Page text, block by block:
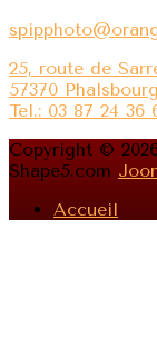
25, route de
57370 Phalsbourg
Tel.: 03 87 24 36
Copyright ©
Shape5.com
Accueil